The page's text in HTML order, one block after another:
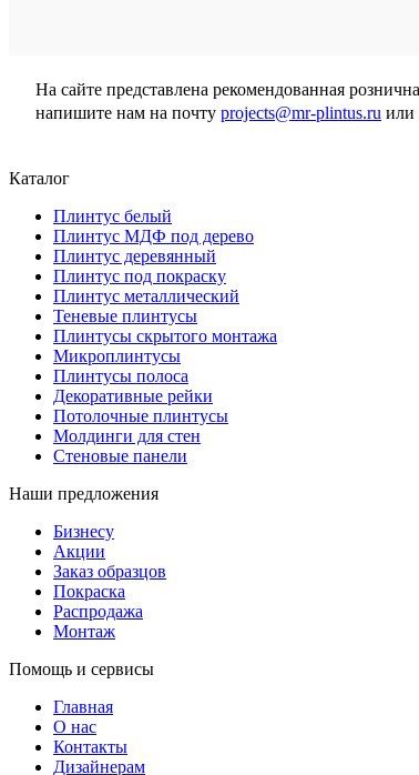
На сайте представлена рекомендованная
напишите нам на почту projects@mr-plintus.ru или
Каталог
Плинтус белый
Плинтус МДФ под дерево
Плинтус деревянный
Плинтус под покраску
Плинтус металлический
Теневые плинтусы
Плинтусы скрытого монтажа
Микроплинтусы
Плинтусы полоса
Декоративные рейки
Потолочные плинтусы
Молдинги для стен
Стеновые панели
Наши предложения
Бизнесу
Акции
Заказ образцов
Покраска
Распродажа
Монтаж
Помощь и сервисы
Главная
О нас
Контакты
Дизайнерам